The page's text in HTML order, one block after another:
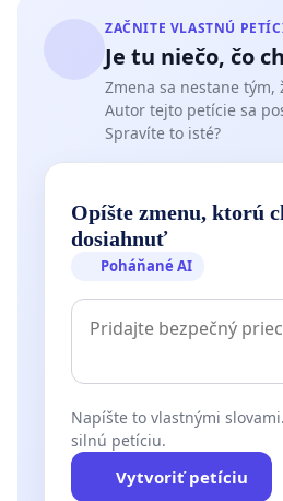
ZAČNITE VLASTNÚ
Je tu niečo, čo
Zmena sa nestane tým,
Autor tejto petície sa
Spravíte to isté?
Opíšte zmenu, ktorú
dosiahnuť
Poháňané AI
Napíšte to vlastnými
silnú petíciu.
Vytvoriť petíciu